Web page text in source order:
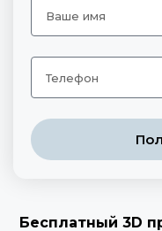
Бесплатный 3D